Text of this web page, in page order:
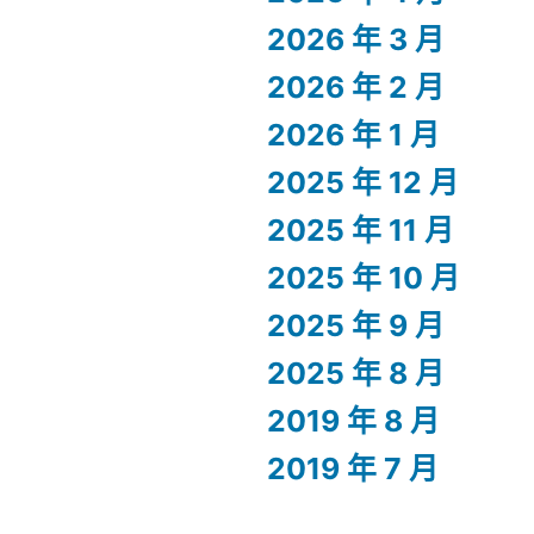
2026 年 3 月
2026 年 2 月
2026 年 1 月
2025 年 12 月
2025 年 11 月
2025 年 10 月
2025 年 9 月
2025 年 8 月
2019 年 8 月
2019 年 7 月